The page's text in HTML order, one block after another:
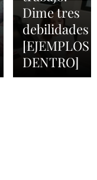
Dime tres
debilidades
[EJEMPLOS
DENTRO]